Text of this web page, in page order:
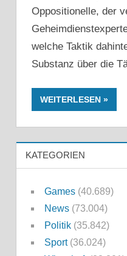
Oppositionelle, der
welche Taktik
Substanz über die
WEITERLESEN
KATEGORIEN
Games(40.689)
News(73.004)
Politik(35.842)
Sport(36.024)